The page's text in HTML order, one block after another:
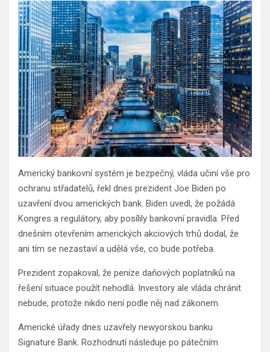
Americký bankovní systém je bezpečný, vláda učiní vše pro
ochranu střadatelů, řekl dnes prezident Joe Biden po
uzavření dvou amerických bank. Biden uvedl, že požádá
Kongres a regulátory, aby posílily bankovní pravidla. Před
dnešním otevřením amerických akciových trhů dodal, že
ani tím se nezastaví a udělá vše, co bude potřeba.
Prezident zopakoval, že peníze daňových poplatníků na
řešení situace použít nehodlá. Investory ale vláda chránit
nebude, protože nikdo není podle něj nad zákonem.
Americké úřady dnes uzavřely newyorskou banku
Signature Bank. Rozhodnutí následuje po pátečním